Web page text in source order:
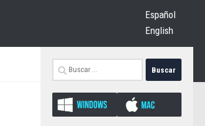
Español
English
Buscar: